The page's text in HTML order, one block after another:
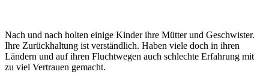
Nach und nach holten einige Kinder ihre Mütter und Geschwister.
Ihre Zurückhaltung ist verständlich. Haben viele doch in ihren
Ländern und auf ihren Fluchtwegen auch schlechte Erfahrung mit
zu viel Vertrauen gemacht.